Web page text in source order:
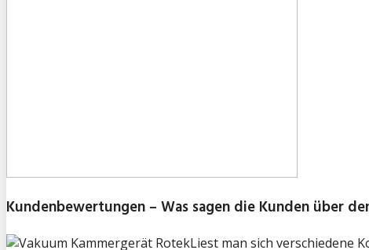
Kundenbewertungen – Was sagen die Kunden über
Liest man sich verschiedene